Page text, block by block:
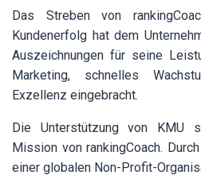
Das Streben von
Kundenerfolg hat dem
Auszeichnungen für seine
Marketing, schnelles
Exzellenz eingebracht.
Die Unterstützung von KMU
Mission von rankingCoach.
einer globalen Non-Profit-